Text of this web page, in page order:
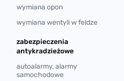
wymiana opon
wymiana wentyli w feldze
zabezpieczenia
antykradzieżowe
autoalarmy, alarmy
samochodowe